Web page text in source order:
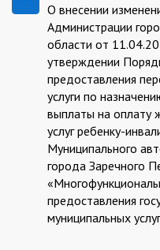
О внесении
Администрации
области от
утверждении
предоставления
услуги по
выплаты на оплату
услуг ребенку-
Муниципального
города Заречного
предоставления
муниципальных